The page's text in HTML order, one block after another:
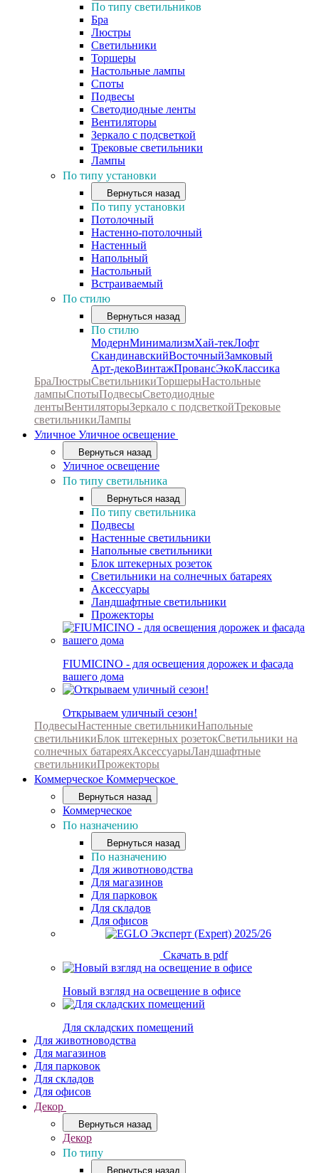
По типу светильников
Бра
Люстры
Светильники
Торшеры
Настольные лампы
Споты
Подвесы
Светодиодные ленты
Вентиляторы
Зеркало с подсветкой
Трековые светильники
Лампы
По типу установки
Вернуться назад
По типу установки
Потолочный
Настенно-потолочный
Настенный
Напольный
Настольный
Встраиваемый
По стилю
Вернуться назад
По стилю
МодернМинимализмХай-текЛофт
СкандинавскийВосточныйЗамковый
Арт-декоВинтажПровансЭкоКлассика
БраЛюстрыСветильникиТоршерыНастольные
лампыСпотыПодвесыСветодиодные
лентыВентиляторыЗеркало с подсветкойТрековые
светильникиЛампы
Уличное Уличное освещение
Вернуться назад
Уличное освещение
По типу светильника
Вернуться назад
По типу светильника
Подвесы
Настенные светильники
Напольные светильники
Блок штекерных розеток
Светильники на солнечных батареях
Аксессуары
Ландшафтные светильники
Прожекторы
FIUMICINO - для освещения дорожек и фасада
вашего дома
Открываем уличный сезон!
ПодвесыНастенные светильникиНапольные
светильникиБлок штекерных розетокСветильники на
солнечных батареяхАксессуарыЛандшафтные
светильникиПрожекторы
Коммерческое Коммерческое
Вернуться назад
Коммерческое
По назначению
Вернуться назад
По назначению
Для животноводства
Для магазинов
Для парковок
Для складов
Для офисов
Скачать в pdf
Новый взгляд на освещение в офисе
Для складских помещений
Для животноводства
Для магазинов
Для парковок
Для складов
Для офисов
Декор
Вернуться назад
Декор
По типу
Вернуться назад